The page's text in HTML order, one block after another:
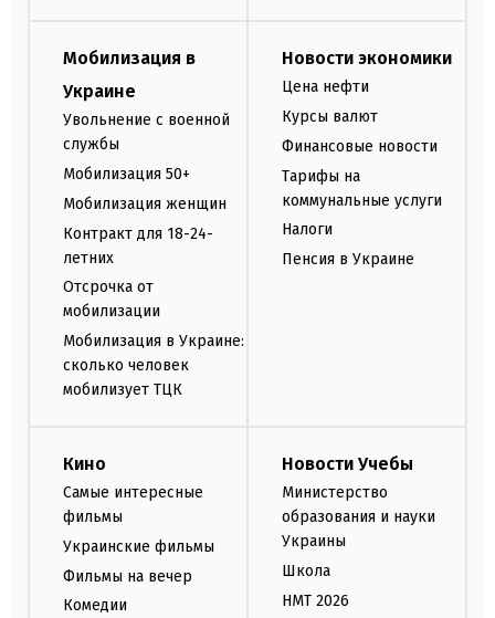
Мобилизация в
Украине
Увольнение с военной
службы
Мобилизация 50+
Мобилизация женщин
Контракт для 18-24-
летних
Отсрочка от
мобилизации
Мобилизация в Украине:
сколько человек
мобилизует ТЦК
Новости экономики
Цена нефти
Курсы валют
Финансовые новости
Тарифы на
коммунальные услуги
Налоги
Пенсия в Украине
Кино
Самые интересные
фильмы
Украинские фильмы
Фильмы на вечер
Комедии
Новости Учебы
Министерство
образования и науки
Украины
Школа
НМТ 2026